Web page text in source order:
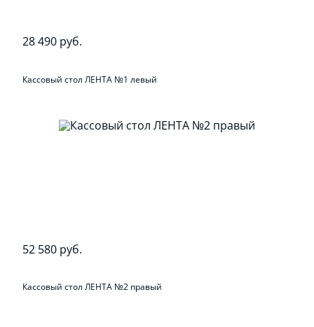
28 490 руб.
Кассовый стол ЛЕНТА №1 левый
52 580 руб.
Кассовый стол ЛЕНТА №2 правый